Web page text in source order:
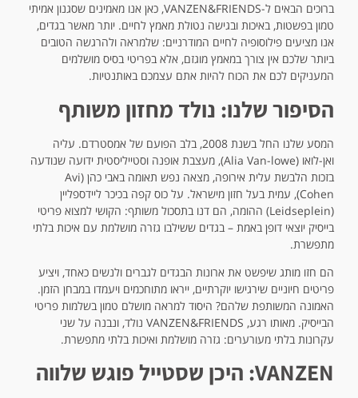
ברוכים הבאים ל-VANZEN&FRIENDS, כאן אנו מאמינים שסגנון אמיתי
טמון בפשטות, באיכות ובגישה נטולת מאמץ לחיים. יותר מאשר בגדים,
אנו מציעים פילוסופיה לחיים המודרניים: שלמראה ולהרגשה הטובים
ביותר שלכם אין צורך במאמץ מוגזם, אלא בפריטי בסיס מושלמים
המעניקים לכם את הכוח להיות אתם עצמכם באותנטיות.
הסיפור שלנו: נולד מחזון משותף
המסע שלנו החל בשנת 2008, בלב הפועם של אמסטרדם. עליה
ואן-לואו (Alia Van-lowe), מעצבת אופנה וסטייליסטית ידועה שנודעה
בזכות הלבשת עלית אירופה, מצאה נפש תאומה באבי כהן (Avi
Cohen), עמית בעל חזון מישראל. על כוס קפה בכיכר ליידספליין
(Leidseplein) ההומה, הם דנו בתסכול משותף: הקושי למצוא פריטי
בייסיק יוצאי דופן באמת – בגדים ששילבו גזרה מושלמת עם איכות בלתי
מתפשרת.
הם חזו מותג שיפשט את ארונות הבגדים לגברים ולנשים כאחד, ויציע
פריטים חיוניים שירגישו יוקרתיים, ייראו מתוחכמים ויעמדו במבחן הזמן.
האמונה המשותפת שלהם? היסוד למראה מושלם טמון בשלמות פריטי
הבייסיק. מאותו רגע, VANZEN&FRIENDS נולד, ונבנה על שני
עקרונות בלתי מעורערים: גזרה מושלמת ואיכות בלתי מתפשרת.
VANZEN: היכן שסטייל פוגש שלווה